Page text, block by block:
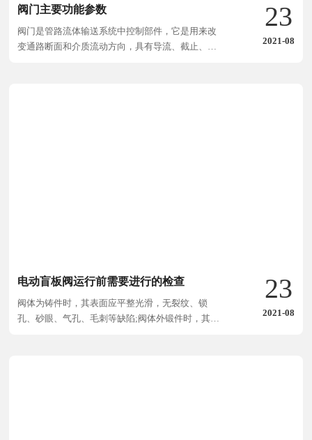
阀门主要功能参数
阀门是管路流体输送系统中控制部件，它是用来改
变通路断面和介质流动方向，具有导流、截止、调
23
2021-08
电动盲板阀运行前需要进行的检查
阀体为铸件时，其表面应平整光滑，无裂纹、锁
孔、砂眼、气孔、毛刺等缺陷;阀体外锻件时，其表
23
2021-08